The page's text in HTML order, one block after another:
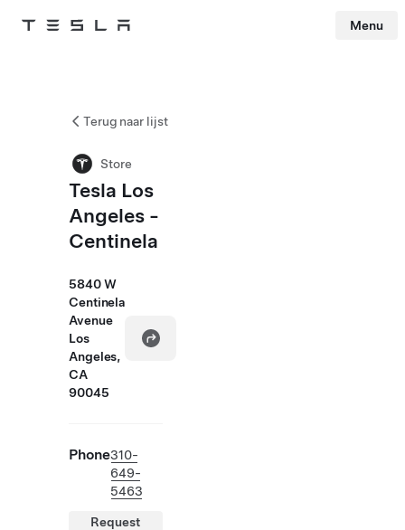
Tesla Menu
Terug naar lijst
Store
Tesla Los
Angeles -
Centinela
5840 W
Centinela
Avenue
Los
Angeles,
CA
90045
Phone310-
649-
5463
Request